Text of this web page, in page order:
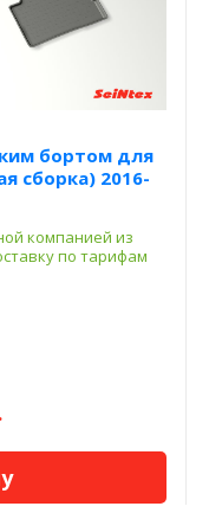
бортом для
сборка) 2016-
компанией из
по тарифам